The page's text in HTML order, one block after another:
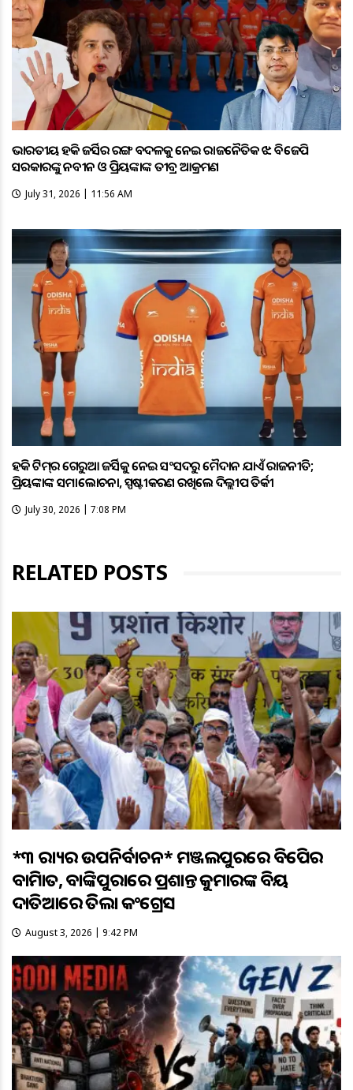
ଭାରତୀୟ ହକି ଜର୍ସିର ରଙ୍ଗ ବଦଳକୁ ନେଇ ରାଜନୈତିକ ଝଡ଼: ବିଜେପି
ସରକାରଙ୍କୁ ନବୀନ ଓ ପ୍ରିୟଙ୍କାଙ୍କ ତୀବ୍ର ଆକ୍ରମଣ
July 31, 2026 | 11:56 AM
ହକି ଟିମ୍‌ର ଗେରୁଆ ଜର୍ସିକୁ ନେଇ ସଂସଦରୁ ମୈଦାନ ଯାଏଁ ରାଜନୀତି;
ପ୍ରିୟଙ୍କାଙ୍କ ସମାଲୋଚନା, ସ୍ପଷ୍ଟୀକରଣ ରଖିଲେ ଦିଲ୍ଲୀପ ତିର୍କୀ
July 30, 2026 | 7:08 PM
RELATED POSTS
*୩ ରାଜ୍ୟର ଉପନିର୍ବାଚନ* ମଞ୍ଜଲପୁରରେ ବିଜେପିର
ବାଜିମାତ, ବାଙ୍କିପୁରାରେ ପ୍ରଶାନ୍ତ କୁମାରଙ୍କ ବିଜୟ
ଦାତିଆରେ ଜିତିଲା କଂଗ୍ରେସ
August 3, 2026 | 9:42 PM